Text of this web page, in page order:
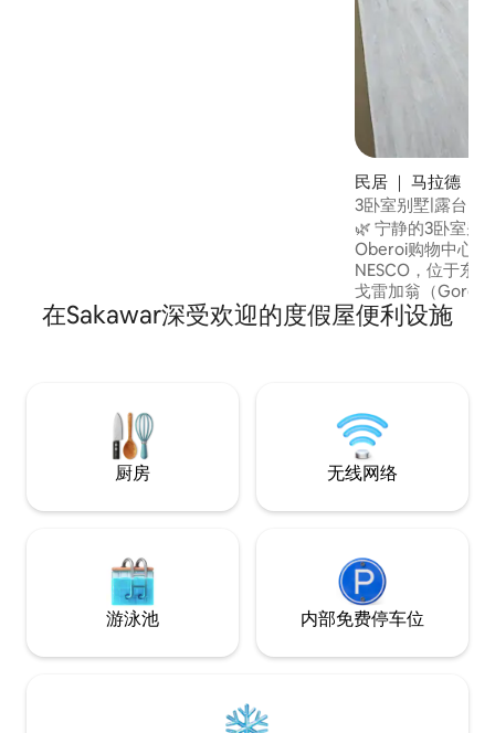
民居 ｜ 马拉德
3卧室别墅|露台|
NESCO
🌿 宁静的3卧室别
Oberoi购物中心
NESCO，位于东戈雷加翁 欢
戈雷加翁（
别墅，全区配备空
心，兼顾舒适、私密和联
氛围，让您一走进
在Sakawar深受欢迎的度假屋便利设施
厨房 无线网络
游泳池 内部免费停车位